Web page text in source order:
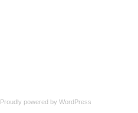
Proudly powered by WordPress